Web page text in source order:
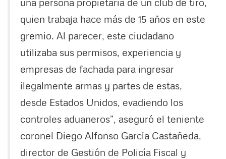
quien trabaja hace más de 15 años en este
gremio. Al parecer, este ciudadano
utilizaba sus permisos, experiencia y
empresas de fachada para ingresar
ilegalmente armas y partes de estas,
desde Estados Unidos, evadiendo los
controles aduaneros”, aseguró el teniente
coronel Diego Alfonso García Castañeda,
director de Gestión de Policía Fiscal y